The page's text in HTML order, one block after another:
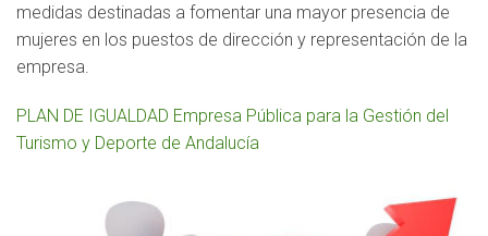
medidas destinadas a fomentar una mayor presencia de
mujeres en los puestos de dirección y representación de la
empresa.
PLAN DE IGUALDAD Empresa Pública para la Gestión del
Turismo y Deporte de Andalucía